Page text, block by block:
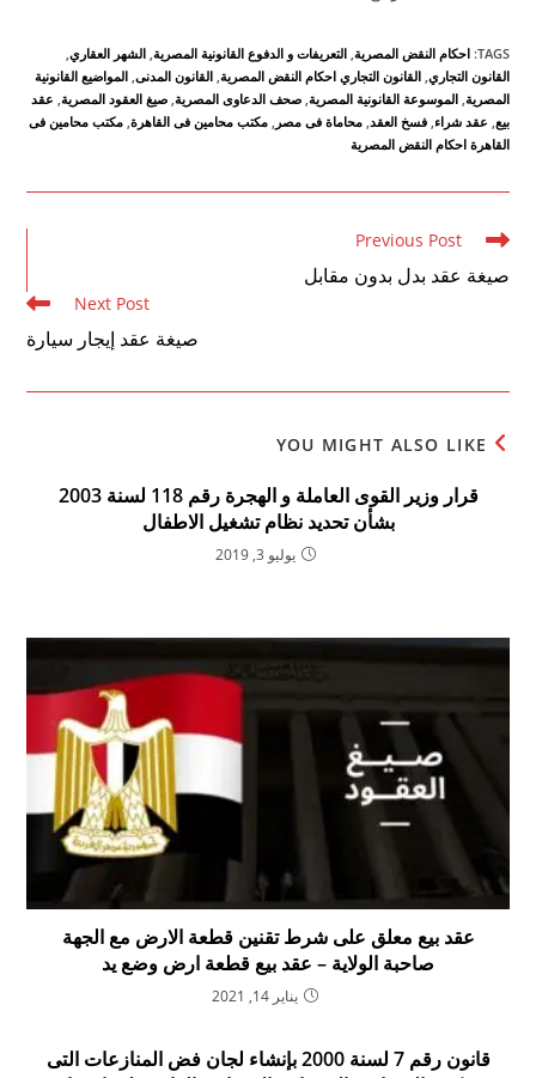
TAGS
:احكام النقض المصرية, التعريفات و الدفوع القانونية المصرية, الشهر العقاري,
القانون التجاري, القانون التجاري احكام النقض المصرية, القانون المدنى, المواضيع القانونية
المصرية, الموسوعة القانونية المصرية, صحف الدعاوى المصرية, صيغ العقود المصرية, عقد
بيع, عقد شراء, فسخ العقد, محاماة فى مصر , مكتب محامين فى القاهرة, مكتب محامين فى
القاهرة احكام النقض المصرية
Read
articles
Previous Post
صيغة عقد بدل بدون مقابل
Next Post
صيغة عقد إيجار سيارة
YOU MIGHT ALSO LIKE
قرار وزير القوى العاملة و الهجرة رقم 118 لسنة 2003
بشأن تحديد نظام تشغيل الاطفال
يوليو 3, 2019
عقد بيع معلق على شرط تقنين قطعة الارض مع الجهة
صاحبة الولاية – عقد بيع قطعة ارض وضع يد
يناير 14, 2021
قانون رقم 7 لسنة 2000 بإنشاء لجان فض المنازعات التى